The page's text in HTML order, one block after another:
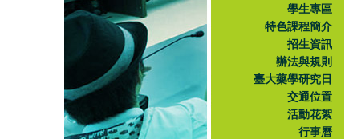
學生專區
特色課程簡介
招生資訊
辦法與規則
臺大藥學研究日
交通位置
活動花絮
行事曆